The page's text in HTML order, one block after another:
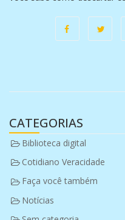
CATEGORIAS
Biblioteca digital
Cotidiano Veracidade
Faça você também
Notícias